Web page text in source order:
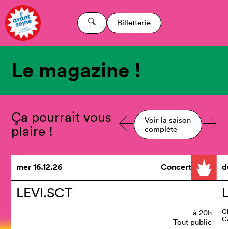
Billetterie
Le magazine !
Ça pourrait vous
plaire !
Voir la saison
complète
mer16.12.26 Concert
LEVI.SCT
à 20h
Tout public